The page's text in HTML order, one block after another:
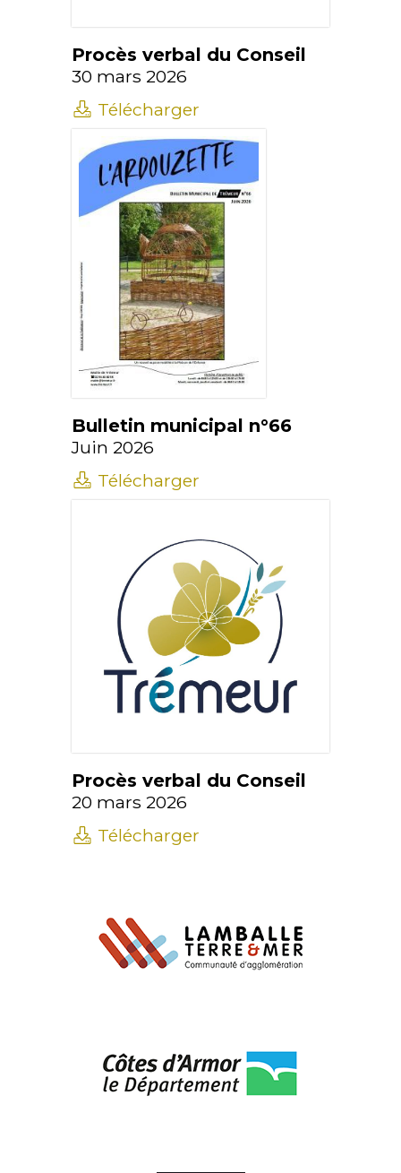
Procès verbal du Conseil
30 mars 2026
Télécharger
Bulletin municipal n°66
Juin 2026
Télécharger
Procès verbal du Conseil
20 mars 2026
Télécharger